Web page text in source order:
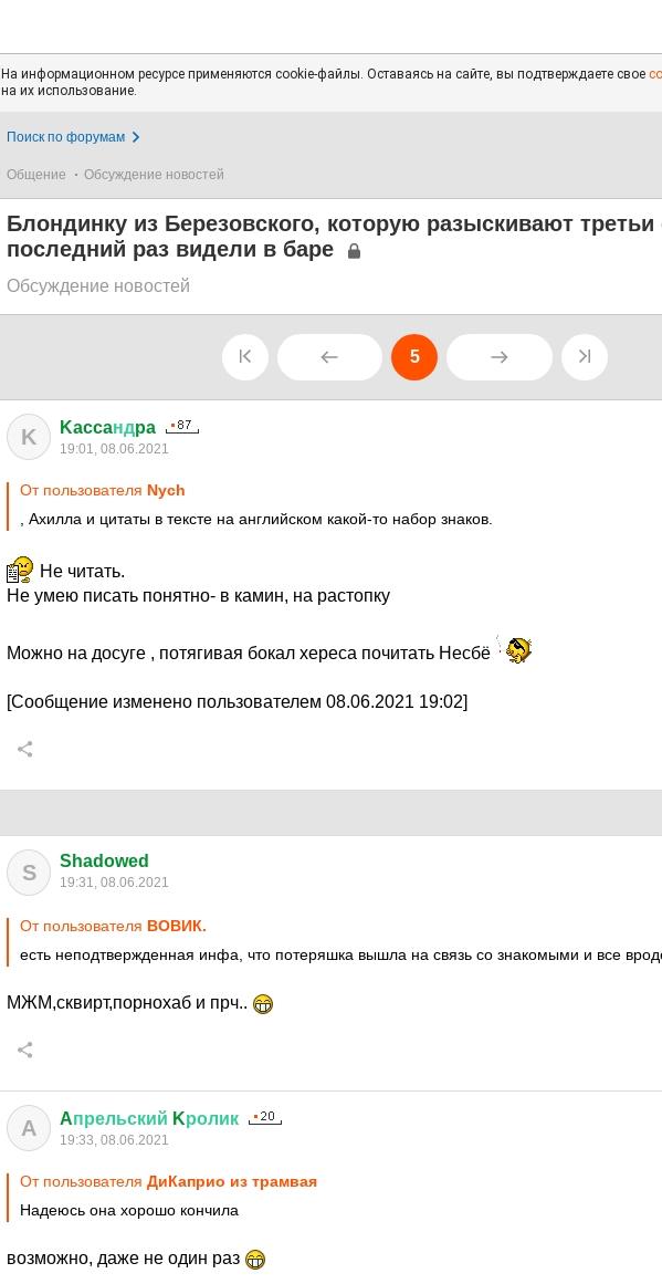
На информационном ресурсе применяются cookie-файлы. Оставаясь на сайте, вы подтверждаете свое
на их использование.
Поиск по форумам
Общение Обсуждение новостей
Блондинку из Березовского, которую разыскивают третьи
последний раз видели в баре
Обсуждение новостей
5
K Kaccaндpa
19:01, 08.06.2021
От пользователя Nych
, Ахилла и цитаты в тексте на английском какой-то набор знаков.
Не читать.
Не умею писать понятно- в камин, на растопку
Можно на досуге , потягивая бокал хереса почитать Несбё
[Сообщение изменено пользователем 08.06.2021 19:02]
S Shadowed
19:31, 08.06.2021
От пользователя ВОВИК.
есть неподтвержденная инфа, что потеряшка вышла на связь со знакомыми и все
МЖМ,сквирт,порнохаб и прч..
A Aпрельский Kролик
19:33, 08.06.2021
От пользователя ДиКаприо из трамвая
Надеюсь она хорошо кончила
возможно, даже не один раз